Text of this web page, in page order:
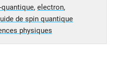
, electron,
de spin quantique
physiques